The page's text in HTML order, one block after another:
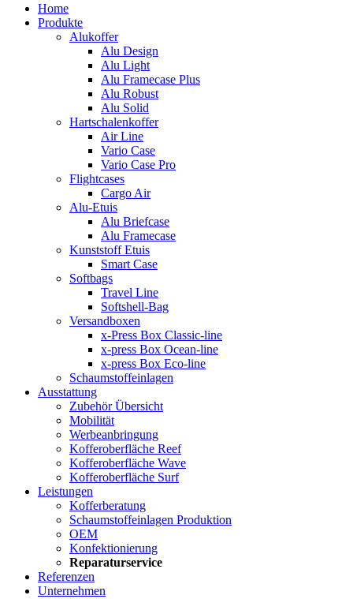
Home
Produkte
Alukoffer
Alu Design
Alu Light
Alu Framecase Plus
Alu Robust
Alu Solid
Hartschalenkoffer
Air Line
Vario Case
Vario Case Pro
Flightcases
Cargo Air
Alu-Etuis
Alu Briefcase
Alu Framecase
Kunststoff Etuis
Smart Case
Softbags
Travel Line
Softshell-Bag
Versandboxen
x-Press Box Classic-line
x-press Box Ocean-line
x-press Box Eco-line
Schaumstoffeinlagen
Ausstattung
Zubehör Übersicht
Mobilität
Werbeanbringung
Kofferoberfläche Reef
Kofferoberfläche Wave
Kofferoberfläche Surf
Leistungen
Kofferberatung
Schaumstoffeinlagen Produktion
OEM
Konfektionierung
Reparaturservice
Referenzen
Unternehmen